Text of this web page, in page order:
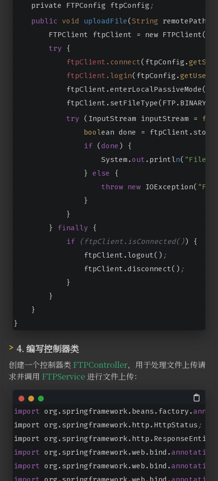
    private FTPConfig ftpConfig
;
public void uploadFile(String
        FTPClient ftpClient
= new FTPClient()
try {
ftpClient .connect(ftpConfig.
ftpClient .login(ftpConfig.getUser
            ftpClient.enterLocalPassiveMode()
try (InputStream inputStream =
boolean done =
if (done ) {
                    System.
out .println( "File "
                }
else {
throw new IOException(
                }
            }
        }
finally {
if
(ftpClient.isConnected()) {
                ftpClient.logout()
;
                ftpClient.disconnect()
;
            }
        }
    }
}
4. 编写控制器类
创建一个控制器类 FTPController，用于处理文件上传请
求并调用 FTPService 进行文件上传：
import org.springframework.beans.factory.
import org.springframework.http.HttpStatus ;
import org.springframework.http.ResponseEntity
import org.springframework.web.bind.annotation
import org.springframework.web.bind.annotation